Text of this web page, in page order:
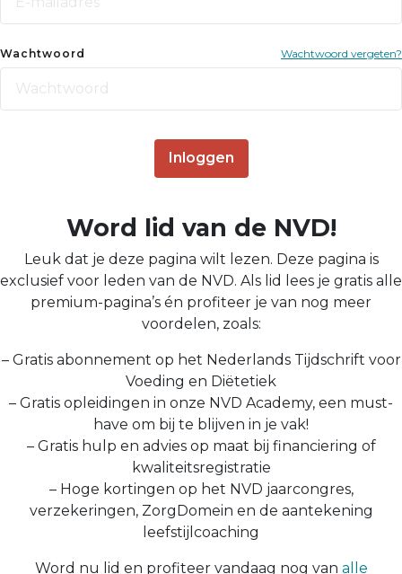
Wachtwoord Wachtwoord vergeten?
Inloggen
Word lid van de NVD!
Leuk dat je deze pagina wilt lezen. Deze pagina is
exclusief voor leden van de NVD. Als lid lees je gratis alle
premium-pagina’s én profiteer je van nog meer
voordelen, zoals:
– Gratis abonnement op het Nederlands Tijdschrift voor
Voeding en Diëtetiek
– Gratis opleidingen in onze NVD Academy, een must-
have om bij te blijven in je vak!
– Gratis hulp en advies op maat bij financiering of
kwaliteitsregistratie
– Hoge kortingen op het NVD jaarcongres,
verzekeringen, ZorgDomein en de aantekening
leefstijlcoaching
Word nu lid en profiteer vandaag nog van alle